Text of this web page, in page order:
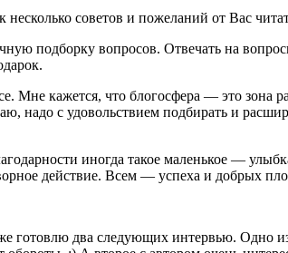
советов и пожеланий от Вас
подборку вопросов. Отвечать на
Мне кажется, что блогосфера — это зона
надо с удовольствием подбирать и
иногда такое маленькое —
действие. Всем — успеха и добрых
готовлю два следующих интервью. Одно